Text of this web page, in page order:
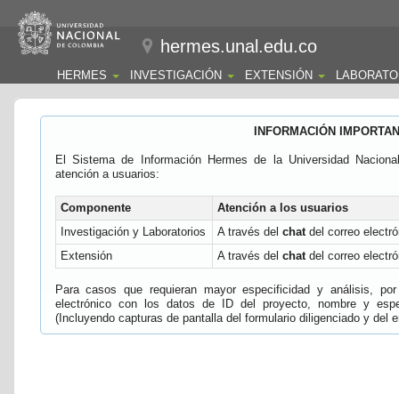
hermes.unal.edu.co
HERMES INVESTIGACIÓN EXTENSIÓN
INFORMACIÓN
El Sistema de Información Hermes de la Universidad
atención a usuarios:
Componente
Atención a los usuarios
Investigación y Laboratorios
A través del chatdel correo
Extensión
A través del chatdel correo
Para casos que requieran mayor especificidad y análisis,
electrónico con los datos de ID del proyecto, nombre y
(Incluyendo capturas de pantalla del formulario diligenciado y del